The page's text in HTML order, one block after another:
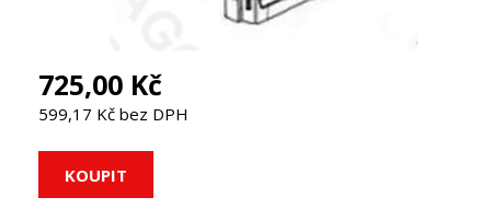
725,00 Kč
599,17 Kč bez DPH